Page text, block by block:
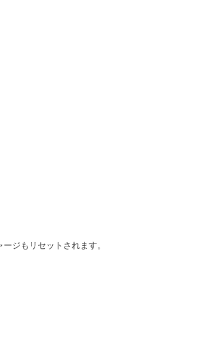
ージもリセットされます。